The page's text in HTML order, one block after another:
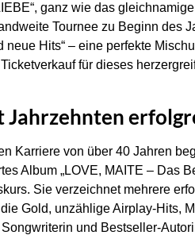
ganz wie das
Tournee zu Beginn des
neue Hits“ – eine perfekte
für dieses
Jahrzehnten
Karriere von über 40 Jahren
Album „LOVE, MAITE – Das
Sie verzeichnet mehrere
Gold, unzählige Airplay-Hits,
und Bestseller-